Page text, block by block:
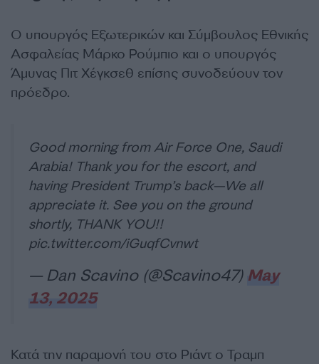
Ο υπουργός Εξωτερικών και Σύμβουλος Εθνικής
Ασφαλείας Μάρκο Ρούμπιο και ο υπουργός
Άμυνας Πιτ Χέγκσεθ επίσης συνοδεύουν τον
πρόεδρο.
Good morning from Air Force One, Saudi
Arabia! Thank you for the escort, and
having President Trump’s back—We all
appreciate it. See you on the ground
shortly, THANK YOU!!
pic.twitter.com/iGuqfCvnwt
— Dan Scavino (@Scavino47) May
13, 2025
Κατά την παραμονή του στο Ριάντ ο Τραμπ